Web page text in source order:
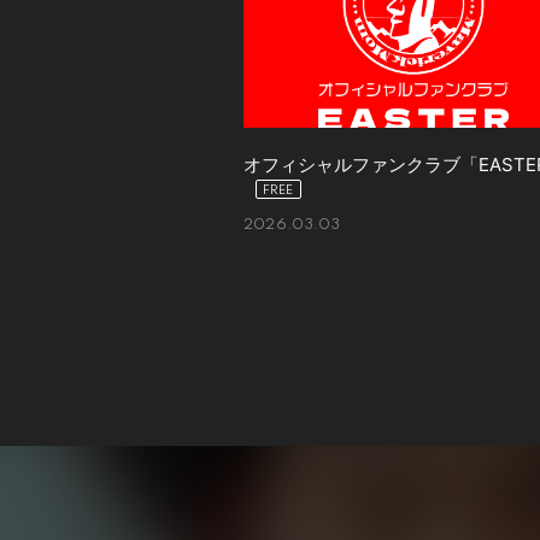
オフィシャルファンクラブ「
2026.03.03